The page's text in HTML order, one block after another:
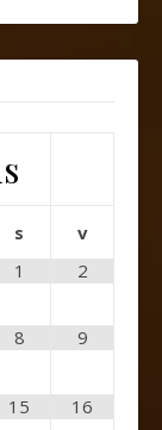
s
v
1
2
8 9
15 16